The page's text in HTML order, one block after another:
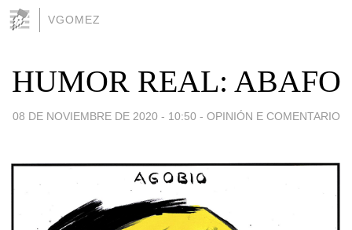
VGOMEZ
HUMOR REAL: ABAFO
08 DE NOVIEMBRE DE 2020 - 10:50 - OPINIÓN E COMENTARIO